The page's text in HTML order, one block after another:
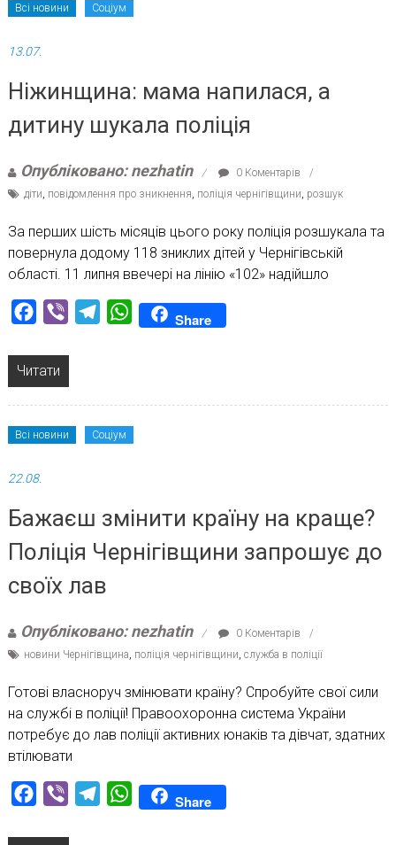
Всі новини Соціум
13.07.
Ніжинщина: мама напилася, а
дитину шукала поліція
Опубліковано: nezhatin
0 Коментарів
діти повідомлення про зникнення поліція чернігівщини розшук
За перших шість місяців цього року поліція розшукала та
повернула додому 118 зниклих дітей у Чернігівській
області. 11 липня ввечері на лінію «102» надійшло
Facebook
Viber TelegramWhatsAppShare
Читати
Всі новини Соціум
22.08.
Бажаєш змінити країну на краще?
Поліція Чернігівщини запрошує до
своїх лав
Опубліковано: nezhatin
0 Коментарів
новини Чернігівщина поліція чернігівщини служба в поліції
Готові власноруч змінювати країну? Спробуйте свої сили
на службі в поліції! Правоохоронна система України
потребує до лав поліції активних юнаків та дівчат, здатних
втілювати
Facebook
Viber TelegramWhatsAppShare